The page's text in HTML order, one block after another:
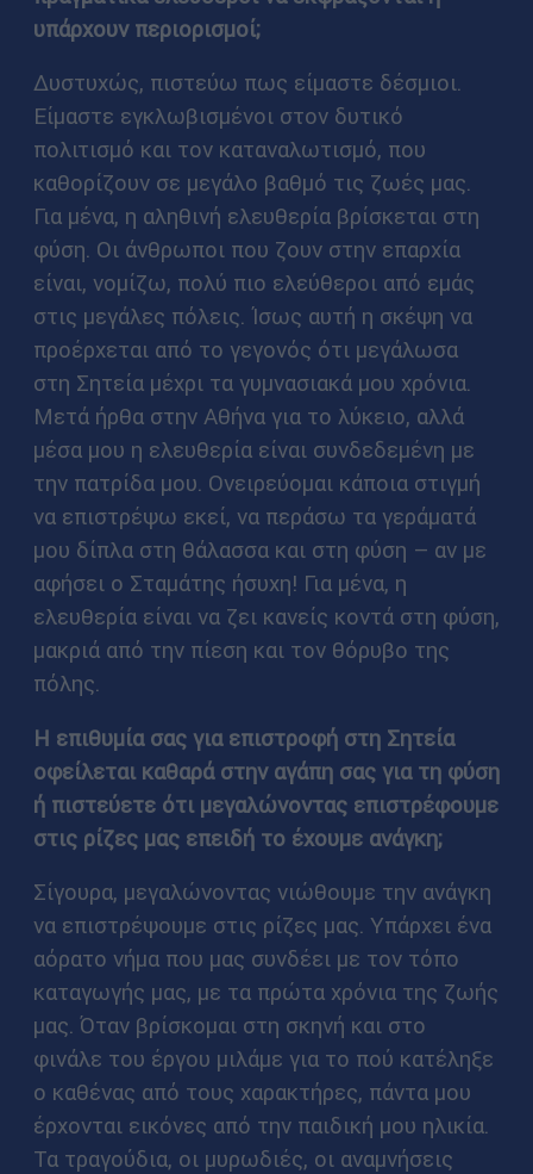
υπάρχουν περιορισμοί;
Δυστυχώς, πιστεύω πως είμαστε δέσμιοι.
Είμαστε εγκλωβισμένοι στον δυτικό
πολιτισμό και τον καταναλωτισμό, που
καθορίζουν σε μεγάλο βαθμό τις ζωές μας.
Για μένα, η αληθινή ελευθερία βρίσκεται στη
φύση. Οι άνθρωποι που ζουν στην επαρχία
είναι, νομίζω, πολύ πιο ελεύθεροι από εμάς
στις μεγάλες πόλεις. Ίσως αυτή η σκέψη να
προέρχεται από το γεγονός ότι μεγάλωσα
στη Σητεία μέχρι τα γυμνασιακά μου χρόνια.
Μετά ήρθα στην Αθήνα για το λύκειο, αλλά
μέσα μου η ελευθερία είναι συνδεδεμένη με
την πατρίδα μου. Ονειρεύομαι κάποια στιγμή
να επιστρέψω εκεί, να περάσω τα γεράματά
μου δίπλα στη θάλασσα και στη φύση – αν με
αφήσει ο Σταμάτης ήσυχη! Για μένα, η
ελευθερία είναι να ζει κανείς κοντά στη φύση,
μακριά από την πίεση και τον θόρυβο της
πόλης.
Η επιθυμία σας για επιστροφή στη Σητεία
οφείλεται καθαρά στην αγάπη σας για τη φύση
ή πιστεύετε ότι μεγαλώνοντας επιστρέφουμε
στις ρίζες μας επειδή το έχουμε ανάγκη;
Σίγουρα, μεγαλώνοντας νιώθουμε την ανάγκη
να επιστρέψουμε στις ρίζες μας. Υπάρχει ένα
αόρατο νήμα που μας συνδέει με τον τόπο
καταγωγής μας, με τα πρώτα χρόνια της ζωής
μας. Όταν βρίσκομαι στη σκηνή και στο
φινάλε του έργου μιλάμε για το πού κατέληξε
ο καθένας από τους χαρακτήρες, πάντα μου
έρχονται εικόνες από την παιδική μου ηλικία.
Τα τραγούδια, οι μυρωδιές, οι αναμνήσεις